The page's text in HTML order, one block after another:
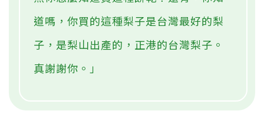
道嗎，你買的這種梨子是台灣最好的梨
子，是梨山出產的，正港的台灣梨子。
真謝謝你。」